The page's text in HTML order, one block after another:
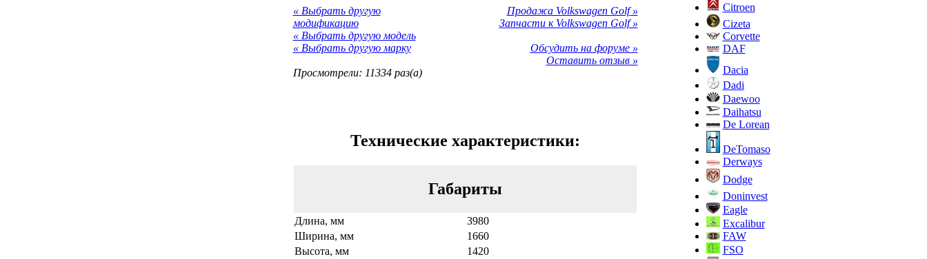
« Выбрать другую
модификацию
« Выбрать другую модель
« Выбрать другую марку
Просмотрели: 11334 раз(а)
Продажа Volkswagen Golf »
Запчасти к Volkswagen Golf »
Обсудить на форуме »
Оставить отзыв »
Технические характеристики:
Габариты
Длина, мм
3980
Ширина, мм
1660
Высота, мм
1420
Citroen
Cizeta
Corvette
DAF
Dacia
Dadi
Daewoo
Daihatsu
De Lorean
DeTomaso
Derways
Dodge
Doninvest
Eagle
Excalibur
FAW
FSO